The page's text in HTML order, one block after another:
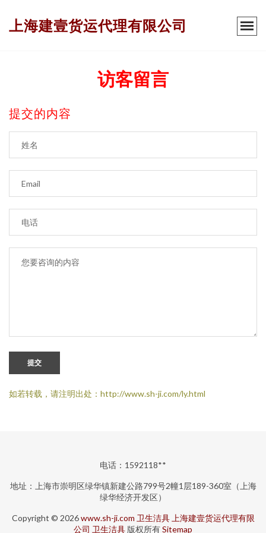
上海建壹货运代理有限公司
访客留言
提交的内容
提交
如若转载，请注明出处：http://www.sh-ji.com/ly.html
电话：1592118**
地址：上海市崇明区绿华镇新建公路799号2幢1层189-360室（上海
绿华经济开发区）
Copyright © 2026www.sh-ji.com 卫生洁具 上海建壹货运代理有限
公司 卫生洁具 版权所有Sitemap